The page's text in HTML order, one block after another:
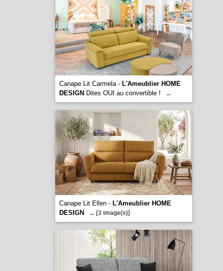
Canape Lit Carmela - L'Ameublier HOME
DESIGN Dites OUI au convertible ! ...
Canape Lit Ellen - L'Ameublier HOME
DESIGN
... [3 image(s)]